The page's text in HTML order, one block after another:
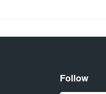
Follow